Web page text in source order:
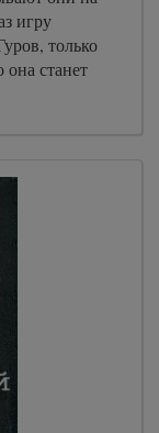
игру
только
она станет